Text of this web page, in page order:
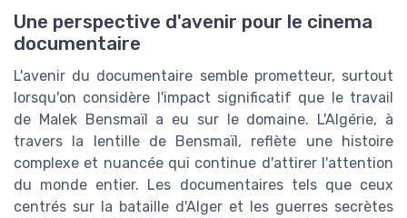
Une perspective d'avenir pour le cinema
documentaire
L'avenir du documentaire semble prometteur, surtout
lorsqu'on considère l'impact significatif que le travail
de Malek Bensmaïl a eu sur le domaine. L'Algérie, à
travers la lentille de Bensmaïl, reflète une histoire
complexe et nuancée qui continue d'attirer l'attention
du monde entier. Les documentaires tels que ceux
centrés sur la bataille d'Alger et les guerres secrètes